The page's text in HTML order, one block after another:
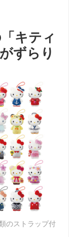
キティ
ずらり
のストラップ付